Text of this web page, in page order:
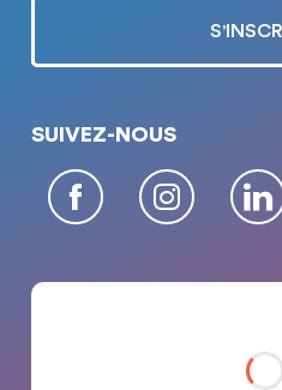
SUIVEZ-NOUS